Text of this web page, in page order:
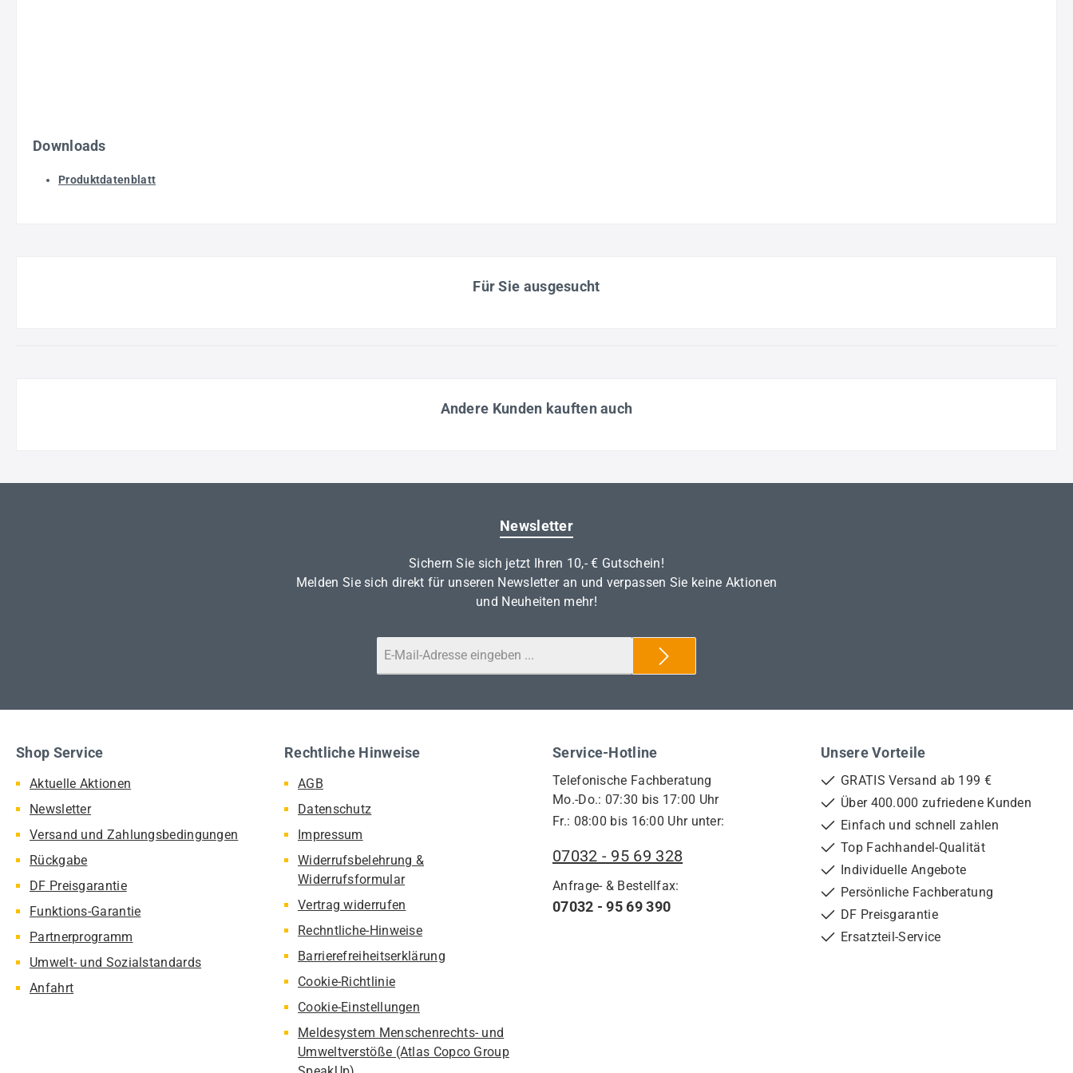
Downloads
Produktdatenblatt
Für Sie ausgesucht
Andere Kunden kauften auch
Newsletter
Sichern Sie sich jetzt Ihren 10,- € Gutschein!
Melden Sie sich direkt für unseren Newsletter an und verpassen Sie keine Aktionen
und Neuheiten mehr!
Service-Hotline
Telefonische Fachberatung
Mo.-Do.: 07:30 bis 17:00 Uhr
Fr.: 08:00 bis 16:00 Uhr unter:
07032 - 95 69 328
Anfrage- & Bestellfax:
07032 - 95 69 390
Shop Service
Aktuelle Aktionen
Newsletter
Versand und Zahlungsbedingungen
Rückgabe
DF Preisgarantie
Funktions-Garantie
Partnerprogramm
Umwelt- und Sozialstandards
Anfahrt
Rechtliche Hinweise
AGB
Datenschutz
Impressum
Widerrufsbelehrung &
Widerrufsformular
Vertrag widerrufen
Rechntliche-Hinweise
Barrierefreiheitserklärung
Cookie-Richtlinie
Cookie-Einstellungen
Meldesystem Menschenrechts- und
Umweltverstöße (Atlas Copco Group
Unsere Vorteile
GRATIS Versand ab 199 €
Über 400.000 zufriedene Kunden
Einfach und schnell zahlen
Top Fachhandel-Qualität
Individuelle Angebote
Persönliche Fachberatung
DF Preisgarantie
Ersatzteil-Service